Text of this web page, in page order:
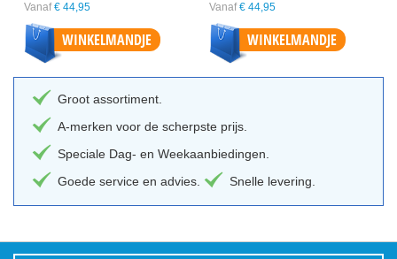
Vanaf € 44,95
WINKELMANDJE
Vanaf € 44,95
WINKELMANDJE
Groot assortiment.
A-merken voor de scherpste prijs.
Speciale Dag- en Weekaanbiedingen.
Goede service en advies.
Snelle levering.